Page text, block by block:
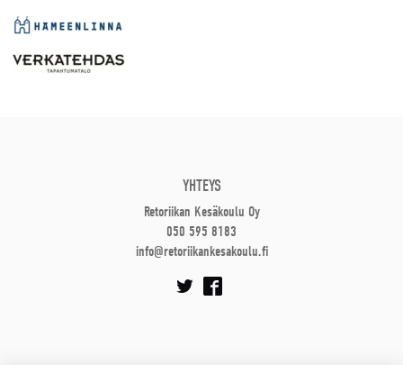
YHTEYS
Retoriikan Kesäkoulu Oy
050 595 8183
info@retoriikankesakoulu.fi